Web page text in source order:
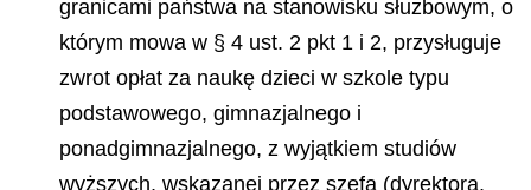
granicami państwa na stanowisku służbowym, o
którym mowa w § 4 ust. 2 pkt 1 i 2, przysługuje
zwrot opłat za naukę dzieci w szkole typu
podstawowego, gimnazjalnego i
ponadgimnazjalnego, z wyjątkiem studiów
wyższych, wskazanej przez szefa (dyrektora,